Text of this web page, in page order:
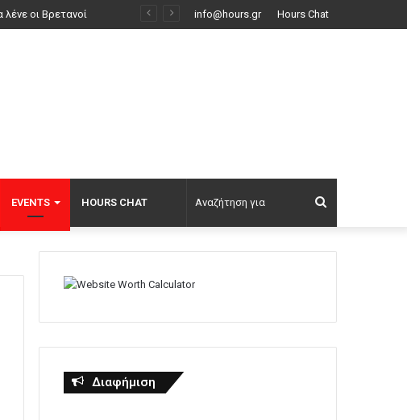
info@hours.gr Hours Chat
EVENTS HOURS CHAT
για
Διαφήμιση